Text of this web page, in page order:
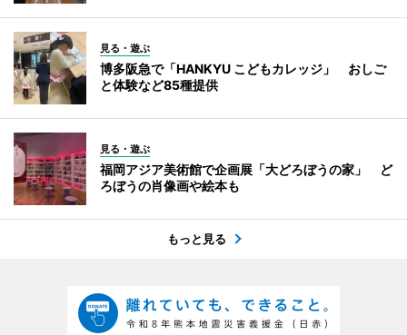
見る・遊ぶ
博多阪急で「HANKYU こどもカレッジ」 おしご
と体験など85種提供
見る・遊ぶ
福岡アジア美術館で企画展「大どろぼうの家」 ど
ろぼうの肖像画や絵本も
もっと見る